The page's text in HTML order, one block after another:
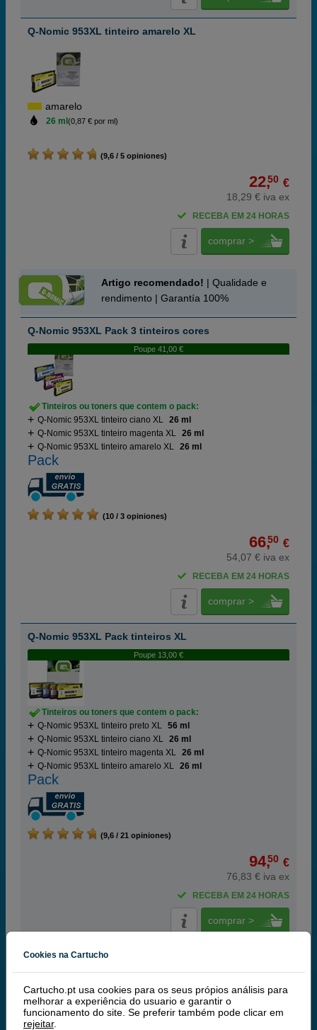
Q-Nomic 953XL tinteiro amarelo XL
amarelo
26 ml (0,87 € por ml)
(9,6 / 5 opiniones)
22,50 €
18,29 € iva ex
RECEBA EM 24 HORAS
comprar >
Artigo recomendado! | Qualidade e
rendimento | Garantía 100%
Q-Nomic 953XL Pack 3 tinteiros cores
Poupe 41,00 €
Tinteiros ou toners que contem o pack:
Q-Nomic 953XL tinteiro ciano XL 26 ml
Q-Nomic 953XL tinteiro magenta XL 26 ml
Q-Nomic 953XL tinteiro amarelo XL 26 ml
Pack
(10 / 3 opiniones)
66,50 €
54,07 € iva ex
RECEBA EM 24 HORAS
comprar >
Q-Nomic 953XL Pack tinteiros XL
Poupe 13,00 €
Tinteiros ou toners que contem o pack:
Q-Nomic 953XL tinteiro preto XL 56 ml
Q-Nomic 953XL tinteiro ciano XL 26 ml
Q-Nomic 953XL tinteiro magenta XL 26 ml
Q-Nomic 953XL tinteiro amarelo XL 26 ml
Pack
(9,6 / 21 opiniones)
94,50 €
76,83 € iva ex
RECEBA EM 24 HORAS
comprar >
HP 953 tinteiro preto
Cookies na Cartucho
Cartucho.pt usa cookies para os seus própios análisis para
melhorar a experiência do usuario e garantir o
funcionamento do site. Se preferir também pode clicar em
rejeitar.